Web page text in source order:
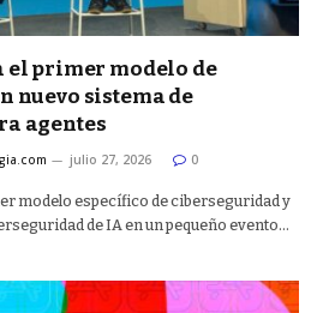
el primer modelo de
nuevo sistema de
agentes
julio 27, 2026 0
modelo específico de ciberseguridad y
de IA en un pequeño evento…